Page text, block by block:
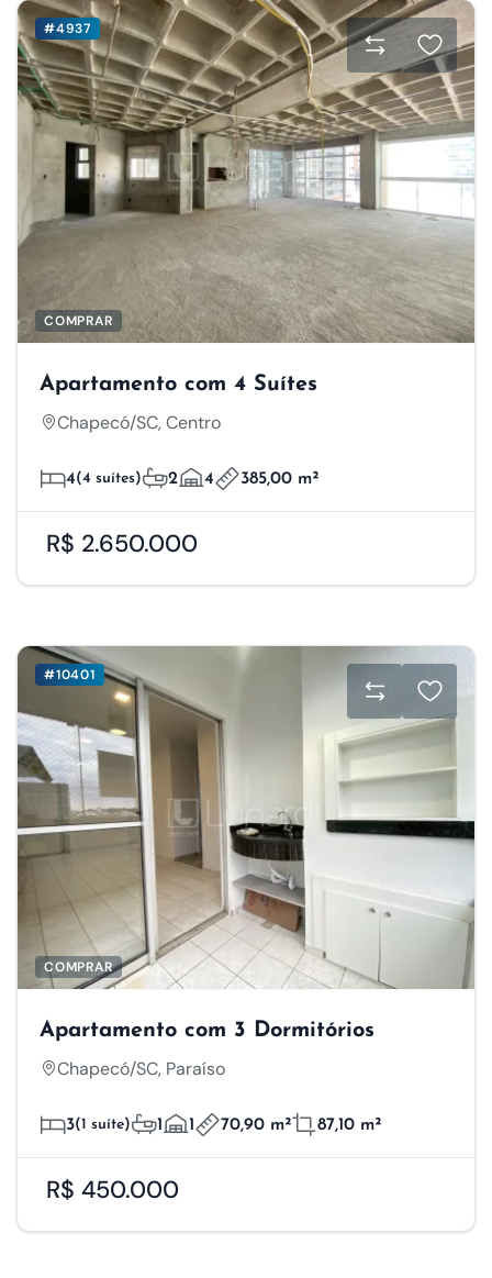
#4937
COMPRAR
Apartamento com 4 Suítes
Chapecó/SC, Centro
4(4 suítes) 2 4 385,00 m²
R$ 2.650.000
#10401
COMPRAR
Apartamento com 3 Dormitórios
Chapecó/SC, Paraíso
3(1 suíte) 1 1 70,90 m² 87,10 m²
R$ 450.000